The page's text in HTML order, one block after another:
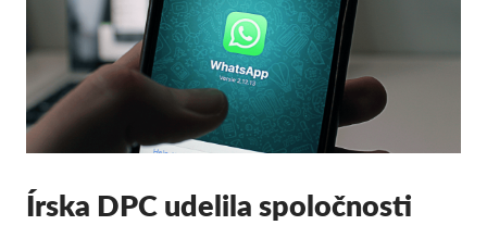
Sponzorstvo
Daňová uznateľnosť
Prihlásenie člena
O nás
Tím
Írska DPC udelila spoločnosti